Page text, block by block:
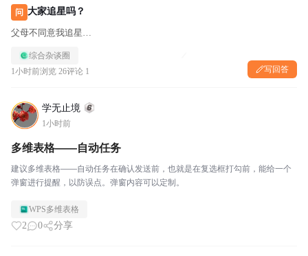
问 大家追星吗？
父母不同意我追星…
综合杂谈圈
1小时前浏览 26评论 1 写回答
学无止境
1小时前
多维表格——自动任务
建议多维表格——自动任务在确认发送前，也就是在复选框打勾前，能给一个
弹窗进行提醒，以防误点。弹窗内容可以定制。
WPS多维表格
2 0 分享